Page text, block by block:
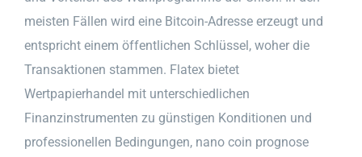
meisten Fällen wird eine Bitcoin-Adresse erzeugt und
entspricht einem öffentlichen Schlüssel, woher die
Transaktionen stammen. Flatex bietet
Wertpapierhandel mit unterschiedlichen
Finanzinstrumenten zu günstigen Konditionen und
professionellen Bedingungen, nano coin prognose